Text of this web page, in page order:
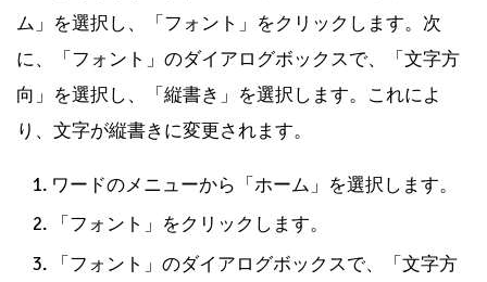
ム」を選択し、「フォント」をクリックします。次
に、「フォント」のダイアログボックスで、「文字方
向」を選択し、「縦書き」を選択します。これによ
り、文字が縦書きに変更されます。
ワードのメニューから「ホーム」を選択します。
「フォント」をクリックします。
「フォント」のダイアログボックスで、「文字方